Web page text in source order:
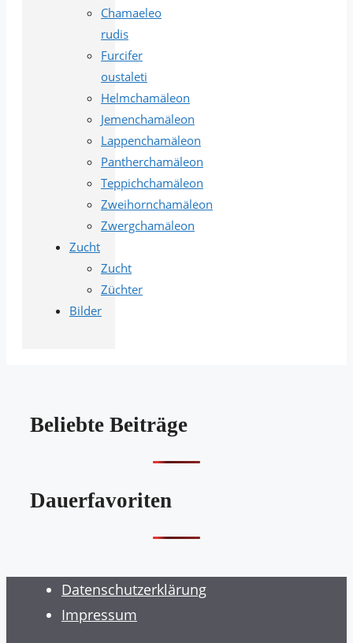
Chamaeleo
rudis
Furcifer
oustaleti
Helmchamäleon
Jemenchamäleon
Lappenchamäleon
Pantherchamäleon
Teppichchamäleon
Zweihornchamäleon
Zwergchamäleon
Zucht
Zucht
Züchter
Bilder
Beliebte Beiträge
Dauerfavoriten
Datenschutzerklärung
Impressum